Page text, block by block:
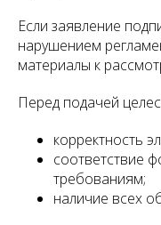
Если заявление
нарушением
материалы к
Перед подачей
корректность
соответствие
требованиям;
наличие всех